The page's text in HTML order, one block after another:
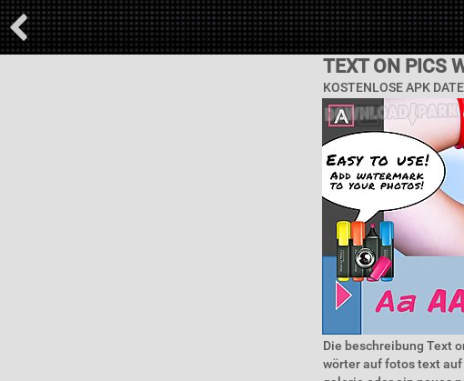
TEXT ON PICS
KOSTENLOSE APK
Die beschreibung Text
wörter auf fotos text